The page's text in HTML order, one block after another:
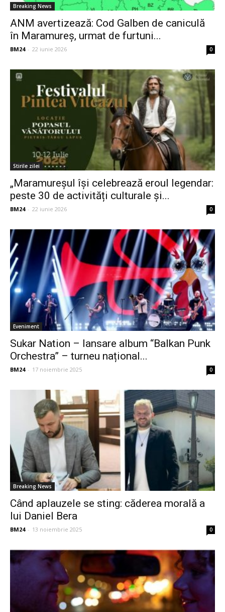
Breaking News
ANM avertizează: Cod Galben de caniculă
în Maramureș, urmat de furtuni...
BM24 - 22 iunie 2026 0
Stirile zilei
„Maramureșul își celebrează eroul legendar:
peste 30 de activități culturale și...
BM24 - 22 iunie 2026 0
Eveniment
Sukar Nation – lansare album “Balkan Punk
Orchestra” – turneu național...
BM24 - 17 noiembrie 2025 0
Breaking News
Când aplauzele se sting: căderea morală a
lui Daniel Bera
BM24 - 13 noiembrie 2025 0